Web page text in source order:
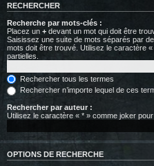
RECHERCHER
Recherche par mots-clés :
Placez un + devant un mot qui doit être
Saisissez une suite de mots séparés par
mots doit être trouvé. Utilisez le caractère
partielles.
Rechercher tous les termes
Rechercher n’importe lequel de ces
Rechercher par auteur :
Utilisez le caractère « * » comme joker
OPTIONS DE RECHERCHE